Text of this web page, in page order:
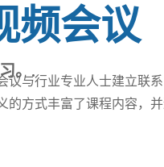
频会议
。.
议与行业专业人士建立联
的方式丰富了课程内容，